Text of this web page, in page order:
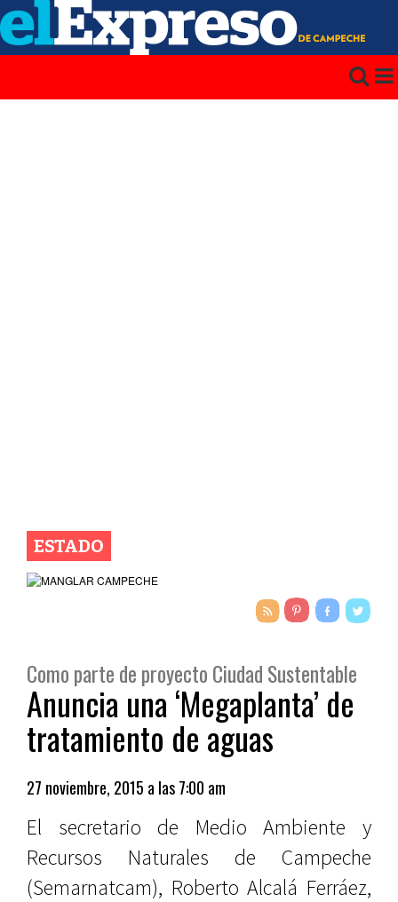
ESTADO
Como parte de proyecto Ciudad Sustentable
Anuncia una ‘Megaplanta’ de
tratamiento de aguas
27 noviembre, 2015 a las 7:00 am
El secretario de Medio Ambiente y
Recursos Naturales de Campeche
(Semarnatcam), Roberto Alcalá Ferráez,